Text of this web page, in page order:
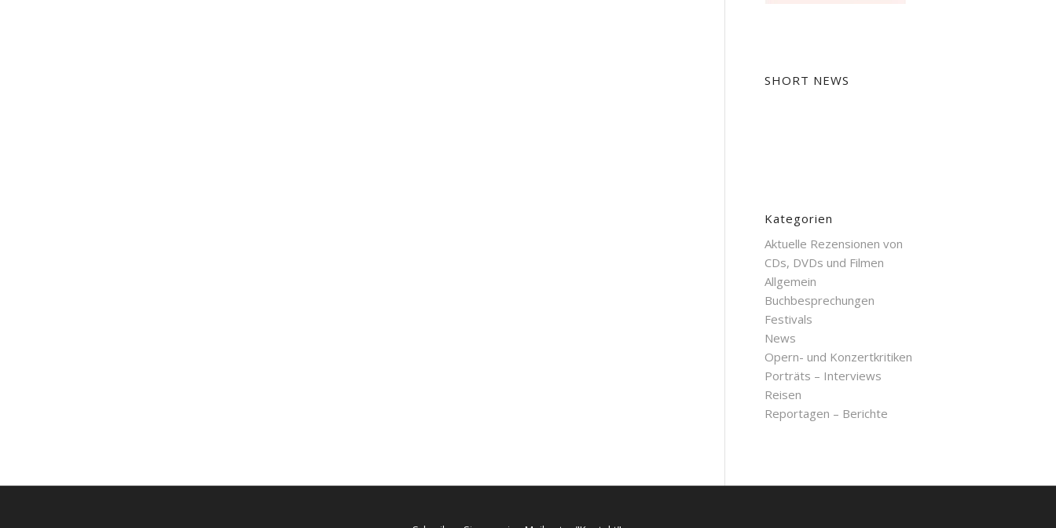
SHORT NEWS
Kategorien
Aktuelle Rezensionen von
CDs, DVDs und Filmen
Allgemein
Buchbesprechungen
Festivals
News
Opern- und Konzertkritiken
Porträts – Interviews
Reisen
Reportagen – Berichte